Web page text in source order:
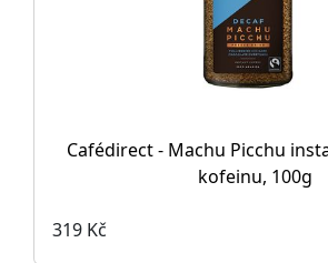
Cafédirect - Machu Picchu
kofeinu, 100g
319 Kč